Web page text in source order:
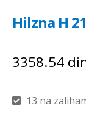
Hilzna H
3358.54
13 na